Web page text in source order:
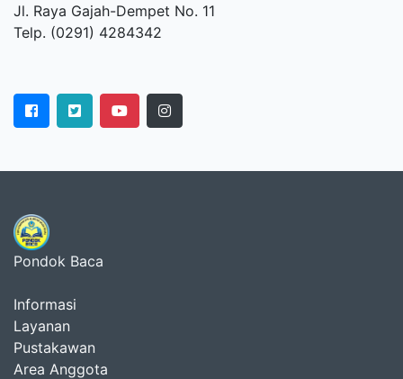
Jl. Raya Gajah-Dempet No. 11
Telp. (0291) 4284342
Pondok Baca
Informasi
Layanan
Pustakawan
Area Anggota